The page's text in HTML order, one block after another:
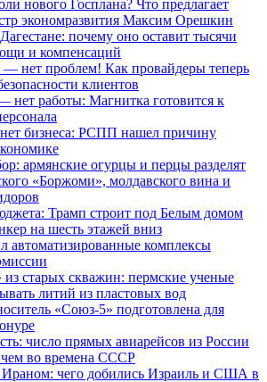
нового Госплана? Что предлагает
экономразвития Максим Орешкин
почему оно оставит тысячи
и компенсаций
— нет проблем! Как провайдеры теперь
клиентов
работы: Магнитка готовится к
бизнеса: РСПП нашел причину
армянские огурцы и перцы разделят
«Боржоми», молдавского вина и
Трамп строит под Белым домом
на шесть этажей вниз
комплексы
из старых скважин: пермские ученые
литий из пластовых вод
«Союз-5» подготовлена для
число прямых авиарейсов из России
во времена СССР
Ираном: чего добились Израиль и США в